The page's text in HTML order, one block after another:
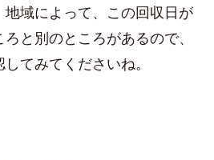
地域によって、この回収日が
と別のところがあるので、
てみてくださいね。